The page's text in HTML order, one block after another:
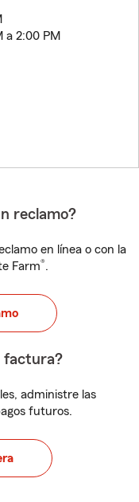
a 2:00 PM
reclamo?
en línea o con la
Farm®.
factura?
administre las
futuros.